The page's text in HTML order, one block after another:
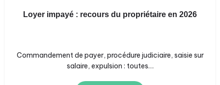
Loyer impayé : recours du propriétaire en 2026
Commandement de payer, procédure judiciaire, saisie sur
salaire, expulsion : toutes…